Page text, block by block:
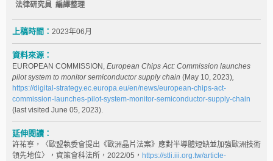
法律研究員 編譯整理
上稿時間： 2023年06月
資料來源：
EUROPEAN COMMISSION, European Chips Act: Commission launches
pilot system to monitor semiconductor supply chain (May 10, 2023),
https://digital-strategy.ec.europa.eu/en/news/european-chips-act-
commission-launches-pilot-system-monitor-semiconductor-supply-chain
(last visited June 05, 2023).
延伸閱讀：
許祐寧，〈歐盟執委會提出《歐洲晶片法案》應對半導體短缺並加強歐洲技術
領先地位〉，資策會科法所，2022/05， https://stli.iii.org.tw/article-